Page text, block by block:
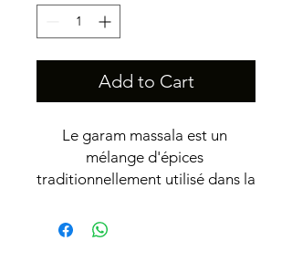
Add to Cart
Le garam massala est un
mélange d'épices
traditionnellement utilisé dans la
riche, complexe et légèrement